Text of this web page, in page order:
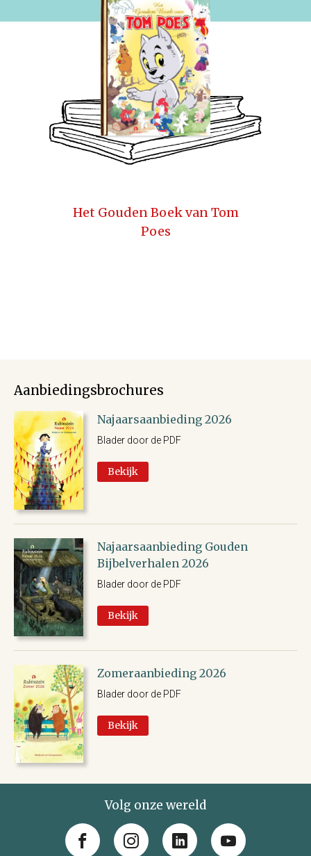
Het Gouden Boek van Tom
Poes
Aanbiedingsbrochures
Najaarsaanbieding 2026
Blader door de PDF
Bekijk
Najaarsaanbieding Gouden
Bijbelverhalen 2026
Blader door de PDF
Bekijk
Zomeraanbieding 2026
Blader door de PDF
Bekijk
Volg onze wereld